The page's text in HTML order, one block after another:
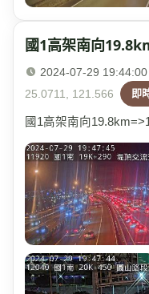
國1高架南向
2024-07-29 19:44:00
25.0711, 121.566
即
國1高架南向